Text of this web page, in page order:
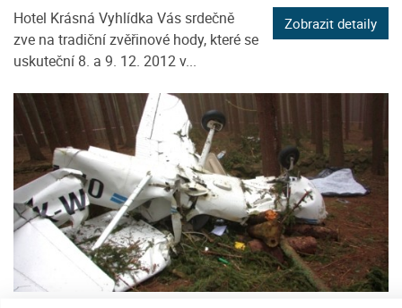
Hotel Krásná Vyhlídka Vás srdečně
zve na tradiční zvěřinové hody, které se
uskuteční 8. a 9. 12. 2012 v...
Zobrazit detaily